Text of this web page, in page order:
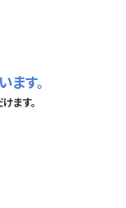
す。
ます。